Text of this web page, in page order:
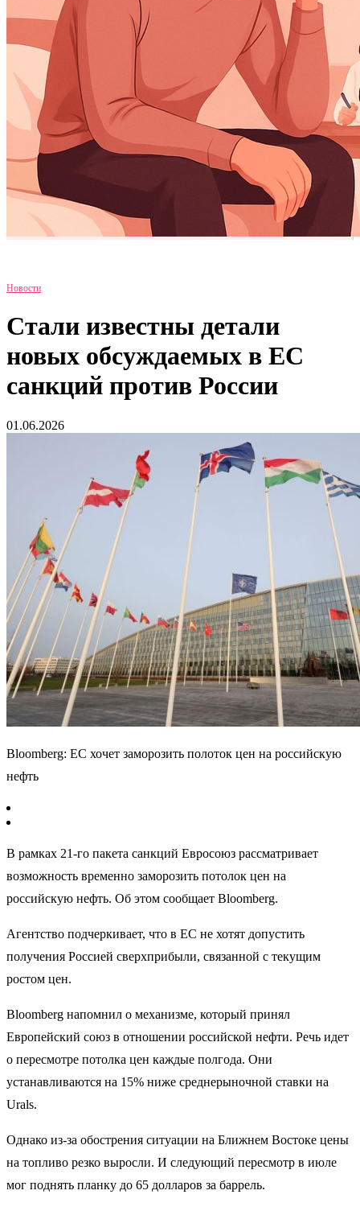
Новости
Стали известны детали
новых обсуждаемых в ЕС
санкций против России
01.06.2026
Bloomberg: ЕС хочет заморозить полоток цен на российскую
нефть
В рамках 21-го пакета санкций Евросоюз рассматривает
возможность временно заморозить потолок цен на
российскую нефть. Об этом сообщает Bloomberg.
Агентство подчеркивает, что в ЕС не хотят допустить
получения Россией сверхприбыли, связанной с текущим
ростом цен.
Bloomberg напомнил о механизме, который принял
Европейский союз в отношении российской нефти. Речь идет
о пересмотре потолка цен каждые полгода. Они
устанавливаются на 15% ниже среднерыночной ставки на
Urals.
Однако из-за обострения ситуации на Ближнем Востоке цены
на топливо резко выросли. И следующий пересмотр в июле
мог поднять планку до 65 долларов за баррель.